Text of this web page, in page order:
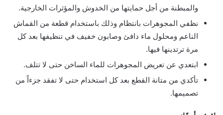
والمبطنة من أجل حمايتها من الخدوش والمؤثرات الخارجية.
نظفي المجوهرات بانتظام وذلك باستخدام قطعة من القماش
الناعم ومحلول ماء دافئ وصابون خفيف في تنظيفها بعد كل
مرة ترتدينها فيها.
ابتعدي عن تعريض المجوهرات للماء الساخن حتى لا تتلف.
تأكدي من متانة القطع بعد كل استخدام حتى لا تفقد جزءاً من
تصميمها.